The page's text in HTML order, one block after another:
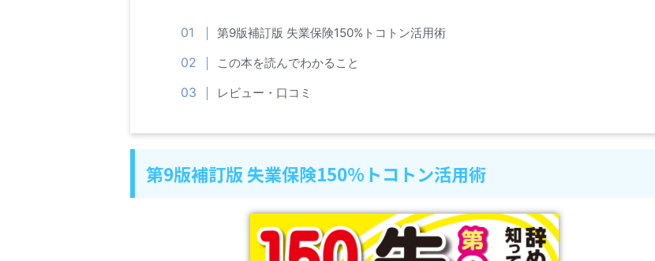
第9版補訂版 失業保険150%トコトン活用術
この本を読んでわかること
レビュー・口コミ
第9版補訂版 失業保険150%トコトン活用術